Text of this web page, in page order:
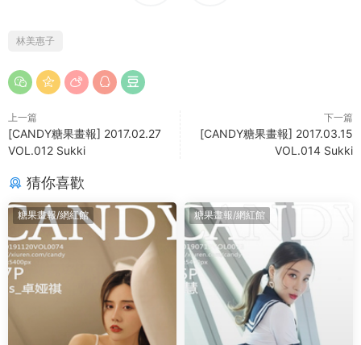
林美惠子
上一篇
[CANDY糖果畫報] 2017.02.27
VOL.012 Sukki
下一篇
[CANDY糖果畫報] 2017.03.15
VOL.014 Sukki
猜你喜歡
糖果畫報/網紅館 糖果畫報/網紅館